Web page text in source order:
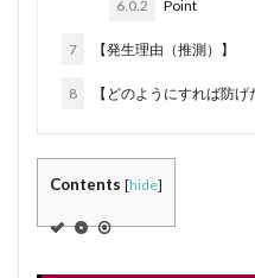
6.0.2 Point
7 【発生理由（推測）】
8 【どのようにすれば防げ
Contents [hide]